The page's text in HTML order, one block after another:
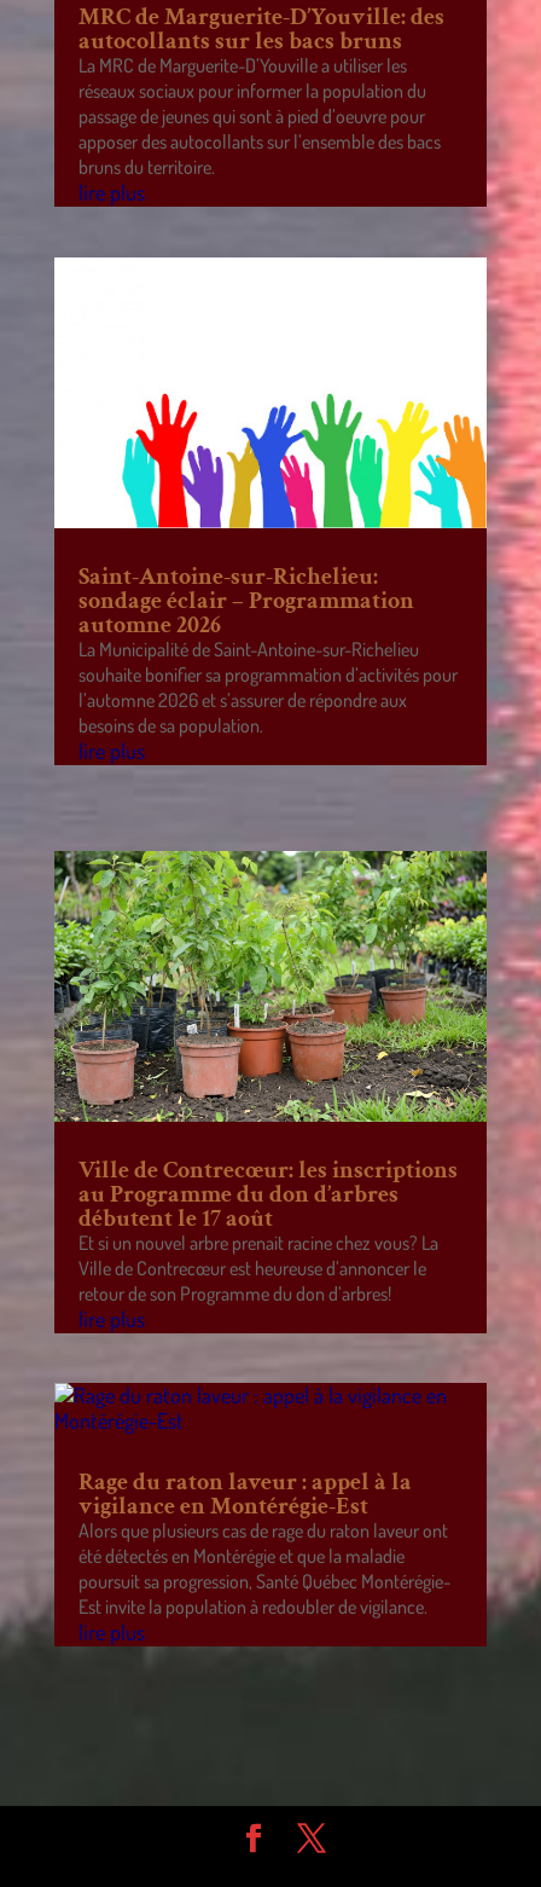
MRC de Marguerite-D’Youville: des
autocollants sur les bacs bruns
La MRC de Marguerite-D’Youville a utiliser les
réseaux sociaux pour informer la population du
passage de jeunes qui sont à pied d’oeuvre pour
apposer des autocollants sur l’ensemble des bacs
bruns du territoire.
lire plus
Saint-Antoine-sur-Richelieu:
sondage éclair – Programmation
automne 2026
La Municipalité de Saint-Antoine-sur-Richelieu
souhaite bonifier sa programmation d’activités pour
l’automne 2026 et s’assurer de répondre aux
besoins de sa population.
lire plus
Ville de Contrecœur: les inscriptions
au Programme du don d’arbres
débutent le 17 août
Et si un nouvel arbre prenait racine chez vous? La
Ville de Contrecœur est heureuse d’annoncer le
retour de son Programme du don d’arbres!
lire plus
Rage du raton laveur : appel à la
vigilance en Montérégie-Est
Alors que plusieurs cas de rage du raton laveur ont
été détectés en Montérégie et que la maladie
poursuit sa progression, Santé Québec Montérégie-
Est invite la population à redoubler de vigilance.
lire plus